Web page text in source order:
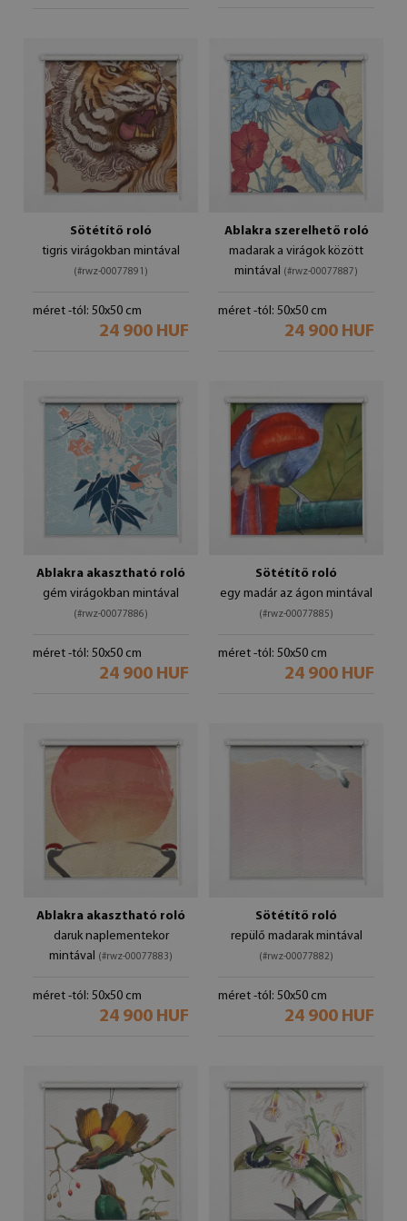
Sötétítő roló
tigris virágokban mintával
(#rwz-00077891)
méret -tól: 50x50 cm
24 900 HUF
Ablakra szerelhető roló
madarak a virágok között
mintával (#rwz-00077887)
méret -tól: 50x50 cm
24 900 HUF
Ablakra akasztható roló
gém virágokban mintával
(#rwz-00077886)
méret -tól: 50x50 cm
24 900 HUF
Sötétítő roló
egy madár az ágon mintával
(#rwz-00077885)
méret -tól: 50x50 cm
24 900 HUF
Ablakra akasztható roló
daruk naplementekor
mintával (#rwz-00077883)
méret -tól: 50x50 cm
24 900 HUF
Sötétítő roló
repülő madarak mintával
(#rwz-00077882)
méret -tól: 50x50 cm
24 900 HUF